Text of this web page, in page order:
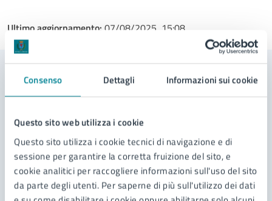
Consenso Dettagli Informazioni sui cookie
Questo sito web utilizza i cookie
Questo sito utilizza i cookie tecnici di navigazione e di
sessione per garantire la corretta fruizione del sito, e
cookie analitici per raccogliere informazioni sull'uso del sito
da parte degli utenti. Per saperne di più sull'utilizzo dei dati
Ultimo aggiornamento: 07/08/2025, 15:08
Contenuti correlati
Servizi
Richiesta svincolo polizza fideiussoria posta a
garanzie dell’adempimento di reimpianto di alberi
Integrazione alla richiesta di autorizzazione